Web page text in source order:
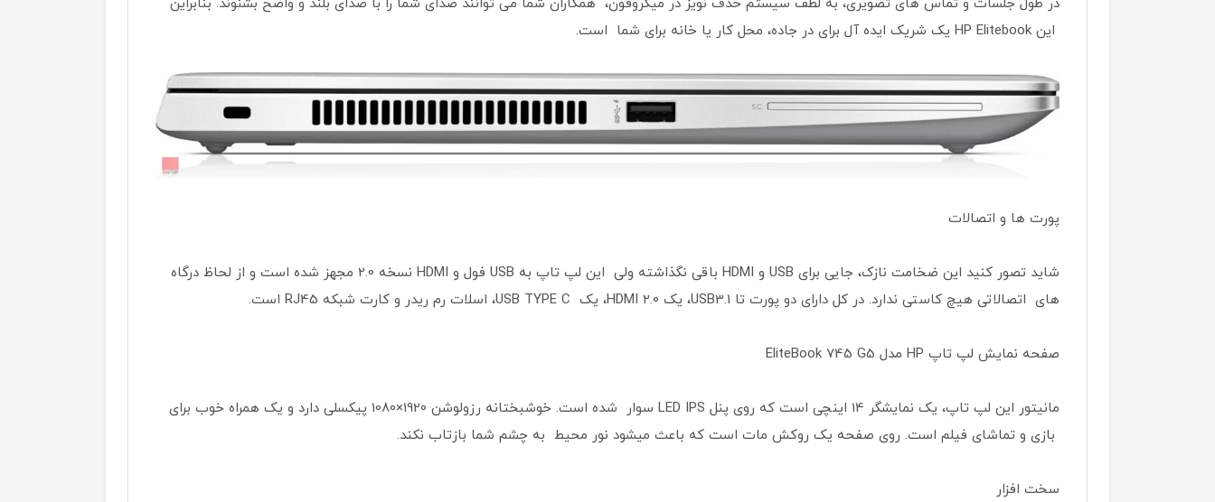
این HP Elitebook یک شریک ایده آل برای در جاده، محل کار یا خانه برای شما است.
پورت ها و اتصالات
شاید تصور کنید این ضخامت نازک، جایی برای USB و HDMI باقی نگذاشته ولی این لپ تاپ به USB فول و HDMI نسخه 2.0 مجهز شده است و از لحاظ درگاه
های اتصالاتی هیچ کاستی ندارد. در کل دارای دو پورت تا USB3.1، یک HDMI 2.0، یک USB TYPE C، اسلات رم ریدر و کارت شبکه RJ45 است.
صفحه نمایش لپ تاپ HP مدل EliteBook 745 G5
مانیتور این لپ تاپ، یک نمایشگر 14 اینچی است که روی پنل LED IPS سوار شده است. خوشبختانه رزولوشن 1920×1080 پیکسلی دارد و یک همراه خوب برای
بازی و تماشای فیلم است. روی صفحه یک روکش مات است که باعث میشود نور محیط به چشم شما بازتاب نکند.
سخت افزار